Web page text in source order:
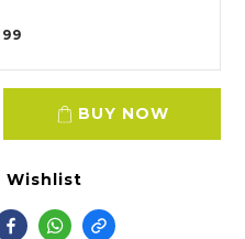
BUY NOW
Wishlist